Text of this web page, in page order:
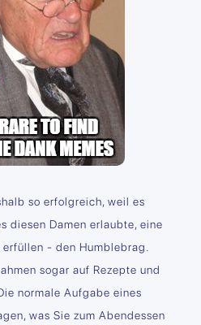
so erfolgreich, weil es
diesen Damen erlaubte, eine
- den Humblebrag.
sogar auf Rezepte und
normale Aufgabe eines
was Sie zum Abendessen